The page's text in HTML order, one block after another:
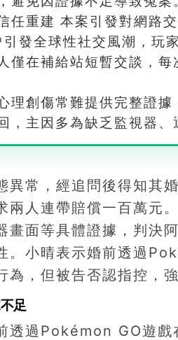
任重建 本案引發對網路交
發全球性社交風潮，玩
僅在補給站短暫交談，
理創傷常難提供完整證
，主因多為缺乏監視器、
異常，經追問後得知其
兩人連帶賠償一百萬元
畫面等具體證據，判決
。小晴表示婚前透過
，但被告否認指控，
足
透過Pokémon GO遊戲